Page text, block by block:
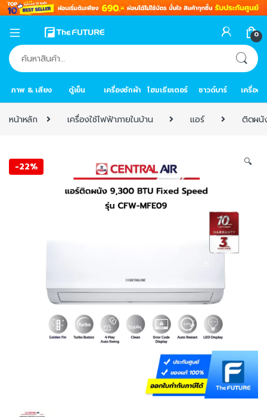
0
ค้นหา:
ภาพ & เสียง ตู้เย็น เครื่องซักผ้า โฮมเธียเตอร์ ซาวด์บาร์ เครื่อง
หน้าหลัก เครื่องใช้ไฟฟ้าภายในบ้าน แอร์ ติดผนั
-22% 🔍